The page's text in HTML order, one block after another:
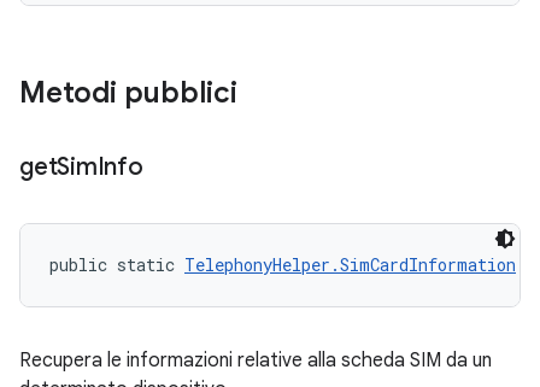
Metodi pubblici
getSimInfo
public static TelephonyHelper.SimCardInformation
Recupera le informazioni relative alla scheda SIM da un